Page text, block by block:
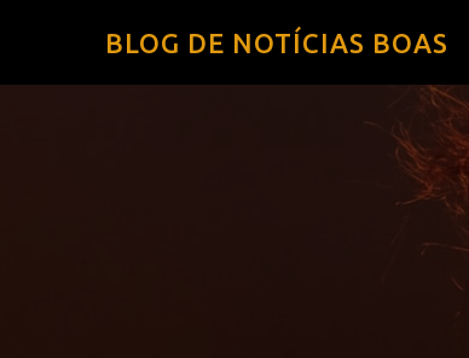
BLOG DE NOTÍCIAS BOAS